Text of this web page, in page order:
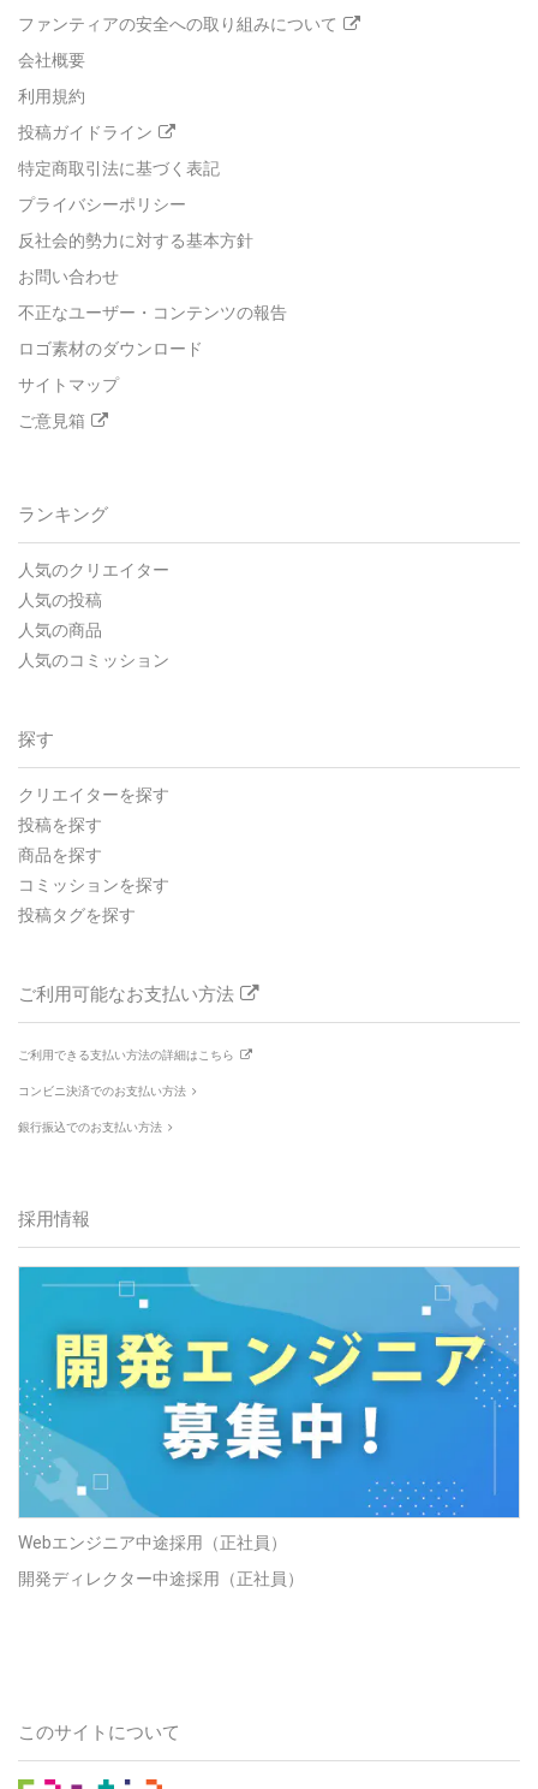
ファンティアの安全への取り組みについて
会社概要
利用規約
投稿ガイドライン
特定商取引法に基づく表記
プライバシーポリシー
反社会的勢力に対する基本方針
お問い合わせ
不正なユーザー・コンテンツの報告
ロゴ素材のダウンロード
サイトマップ
ご意見箱
ランキング
人気のクリエイター
人気の投稿
人気の商品
人気のコミッション
探す
クリエイターを探す
投稿を探す
商品を探す
コミッションを探す
投稿タグを探す
ご利用可能なお支払い方法
ご利用できる支払い方法の詳細はこちら
コンビニ決済でのお支払い方法
銀行振込でのお支払い方法
採用情報
Webエンジニア中途採用（正社員）
開発ディレクター中途採用（正社員）
このサイトについて